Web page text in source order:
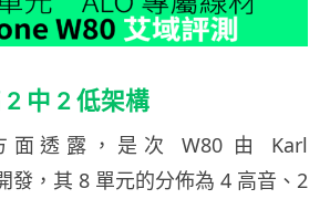
中 2 低架構
面透露，是次 W80 由 Karl
發，其 8 單元的分佈為 4 高音、2